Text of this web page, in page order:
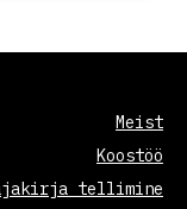
Meist
Koostöö
tellimine